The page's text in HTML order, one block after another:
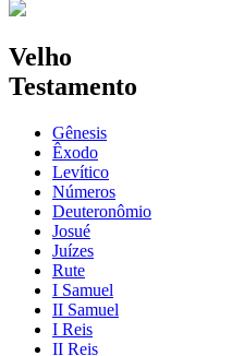
Velho
Testamento
Gênesis
Êxodo
Levítico
Números
Deuteronômio
Josué
Juízes
Rute
I Samuel
II Samuel
I Reis
II Reis